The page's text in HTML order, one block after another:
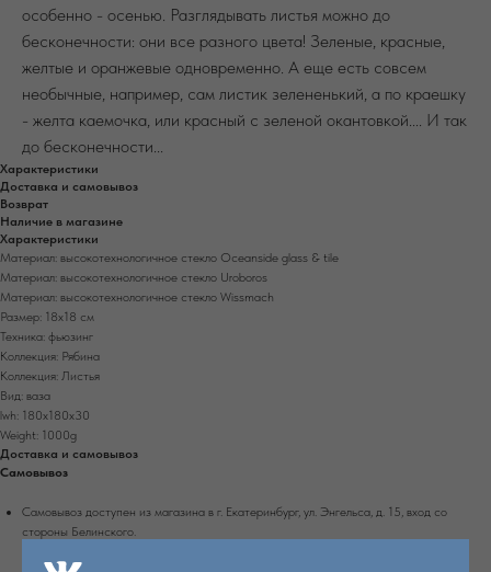
особенно - осенью. Разглядывать листья можно до
бесконечности: они все разного цвета! Зеленые, красные,
желтые и оранжевые одновременно. А еще есть совсем
необычные, например, сам листик зелененький, а по краешку
- желта каемочка, или красный с зеленой окантовкой.... И так
до бесконечности...
Характеристики
Доставка и самовывоз
Возврат
Наличие в магазине
Характеристики
Материал: высокотехнологичное стекло Oceanside glass & tile
Материал: высокотехнологичное стекло Uroboros
Материал: высокотехнологичное стекло Wissmach
Размер: 18х18 см
Техника: фьюзинг
Коллекция: Рябина
Коллекция: Листья
Вид: ваза
lwh: 180x180x30
Weight: 1000g
Доставка и самовывоз
Самовывоз
Самовывоз доступен из магазина в г. Екатеринбург, ул. Энгельса, д. 15, вход со
стороны Белинского.